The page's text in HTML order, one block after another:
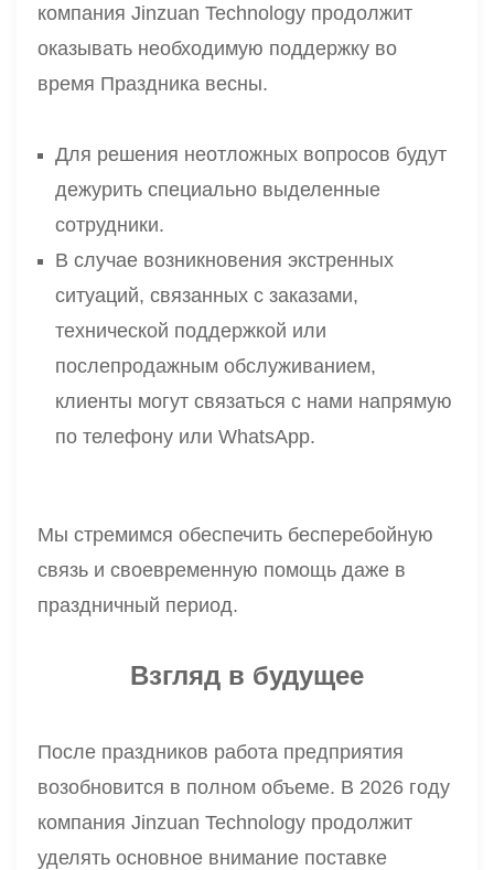
компания Jinzuan Technology продолжит
оказывать необходимую поддержку во
время Праздника весны.
Для решения неотложных вопросов будут
дежурить специально выделенные
сотрудники.
В случае возникновения экстренных
ситуаций, связанных с заказами,
технической поддержкой или
послепродажным обслуживанием,
клиенты могут связаться с нами напрямую
по телефону или WhatsApp.
Мы стремимся обеспечить бесперебойную
связь и своевременную помощь даже в
праздничный период.
Взгляд в будущее
После праздников работа предприятия
возобновится в полном объеме. В 2026 году
компания Jinzuan Technology продолжит
уделять основное внимание поставке